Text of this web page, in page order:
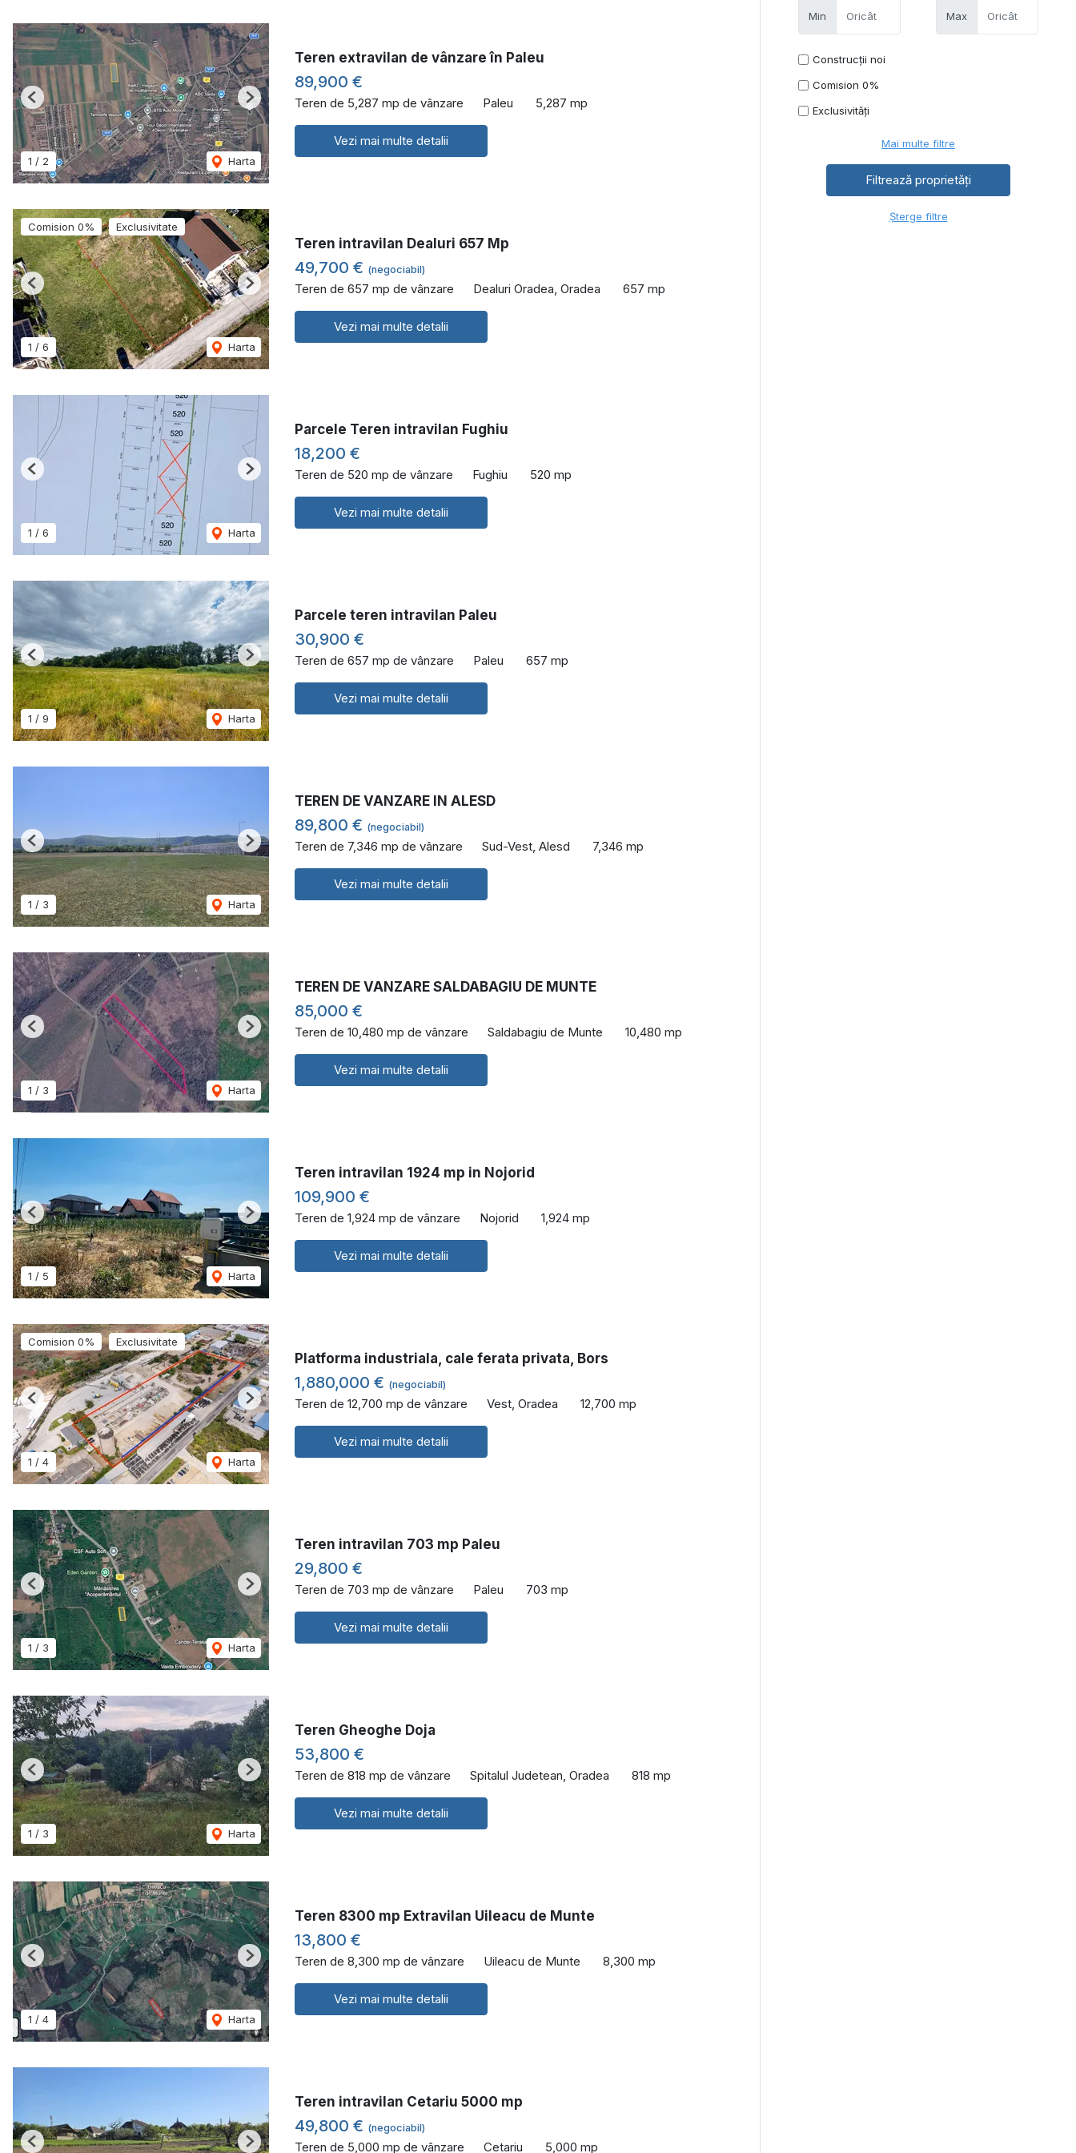
1 / 2 Harta
Previous Next
Teren extravilan de vânzare în Paleu
89,900 €
Teren de 5,287 mp de vânzare Paleu 5,287 mp
Vezi mai multe detalii
Comision 0% Exclusivitate
1 / 6 Harta
Previous Next
Teren intravilan Dealuri 657 Mp
49,700 € (negociabil)
Teren de 657 mp de vânzare Dealuri Oradea, Oradea 657 mp
Vezi mai multe detalii
1 / 6 Harta
Previous Next
Parcele Teren intravilan Fughiu
18,200 €
Teren de 520 mp de vânzare Fughiu 520 mp
Vezi mai multe detalii
1 / 9 Harta
Previous Next
Parcele teren intravilan Paleu
30,900 €
Teren de 657 mp de vânzare Paleu 657 mp
Vezi mai multe detalii
1 / 3 Harta
Previous Next
TEREN DE VANZARE IN ALESD
89,800 € (negociabil)
Teren de 7,346 mp de vânzare Sud-Vest, Alesd 7,346 mp
Vezi mai multe detalii
1 / 3 Harta
Previous Next
TEREN DE VANZARE SALDABAGIU DE MUNTE
85,000 €
Teren de 10,480 mp de vânzare Saldabagiu de Munte 10,480 mp
Vezi mai multe detalii
1 / 5 Harta
Previous Next
Teren intravilan 1924 mp in Nojorid
109,900 €
Teren de 1,924 mp de vânzare Nojorid 1,924 mp
Vezi mai multe detalii
Comision 0% Exclusivitate
1 / 4 Harta
Previous Next
Platforma industriala, cale ferata privata, Bors
1,880,000 € (negociabil)
Teren de 12,700 mp de vânzare Vest, Oradea 12,700 mp
Vezi mai multe detalii
1 / 3 Harta
Previous Next
Teren intravilan 703 mp Paleu
29,800 €
Teren de 703 mp de vânzare Paleu 703 mp
Vezi mai multe detalii
1 / 3 Harta
Previous Next
Teren Gheoghe Doja
53,800 €
Teren de 818 mp de vânzare Spitalul Judetean, Oradea 818 mp
Vezi mai multe detalii
1 / 4 Harta
Previous Next
Teren 8300 mp Extravilan Uileacu de Munte
13,800 €
Teren de 8,300 mp de vânzare Uileacu de Munte 8,300 mp
Vezi mai multe detalii
Previous Next
Teren intravilan Cetariu 5000 mp
49,800 € (negociabil)
Teren de 5,000 mp de vânzare Cetariu 5,000 mp
Min Max
Construcții noi
Comision 0%
Exclusivități
Mai multe filtre
Șterge filtre